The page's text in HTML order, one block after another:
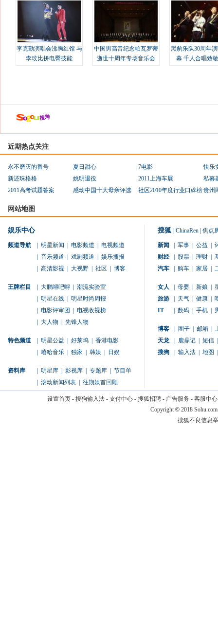
李克勤演唱会沸腾红馆 与
李玟比拼电臀技能
中国男高音纪念帕瓦罗蒂
逝世十周年专场音乐会
黑豹乐队30周年
幕 千人合唱致
近期热点关注
永不磨灭的番号 夏日甜心 7电影
快乐
新还珠格格
姚明退役 2011上海车展
私募
2011高考试题答案
感动中国十大母亲评选 社区2010年度行业口碑榜贵州
网站地图
娱乐中心
频道导航 明星新闻 电影频道
电视频道
音乐频道 戏剧频道
娱乐播报
高清影视 大视野 社区 博客
王牌栏目 大鹏嘚吧嘚
潮流实验室
明星在线
明星时尚周报
电影评审团
电视收视榜
大人物 先锋人物
特色频道 明星公益 好莱坞
香港电影
嘻哈音乐 独家 韩娱 日娱
资料库 明星库 影视库 专题库
节目单
滚动新闻列表 往期娱首回顾
搜狐 ChinaRen 焦点
新闻 军事 公益
财经
股票 理财
汽车
购车 家居
女人 母婴 新娘
旅游
天气 健康
IT
数码 手机
博客 圈子 邮箱
天龙
鹿鼎记 短信
搜狗
输入法 地图
设置首页- 搜狗输入法- 支付中心- 搜狐招聘- 广告服务 - 客服中心
Copyright © 2018
搜狐不良信息